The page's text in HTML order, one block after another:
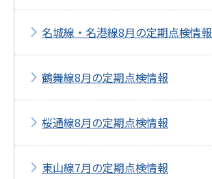
名城線・名港線8月の定期点検情報
鶴舞線8月の定期点検情報
桜通線8月の定期点検情報
東山線7月の定期点検情報